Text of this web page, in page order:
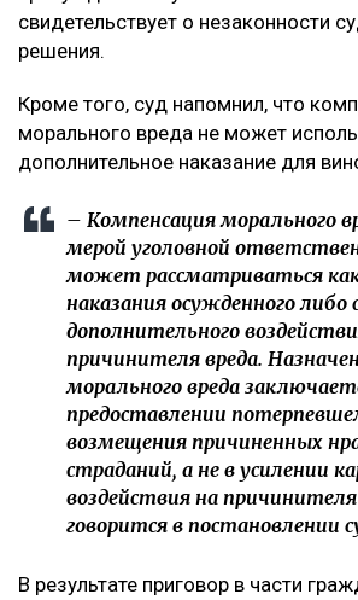
свидетельствует о незаконности
решения.
Кроме того, суд напомнил, что
морального вреда не может
дополнительное наказание для
– Компенсация морального
мерой уголовной
может рассматриваться как
наказания осужденного либо
дополнительного
причинителя вреда.
морального вреда
предоставлении
возмещения причиненных
страданий, а не в усилении
воздействия на
говорится в постановлении
В результате приговор в части